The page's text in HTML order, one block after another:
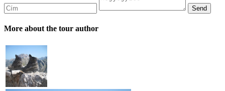
More about the tour author